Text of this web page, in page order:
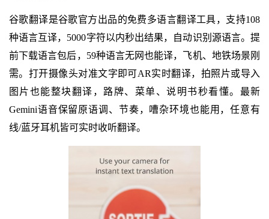
谷歌翻译是谷歌官方出品的免费多语言翻译工具，支持108
种语言互译，5000字符以内秒出结果，自动识别源语言。提
前下载语言包后，59种语言无网也能译，飞机、地铁场景刚
需。打开摄像头对准文字即可AR实时翻译，拍照片或导入
图片也能整块翻译，路牌、菜单、说明书秒看懂。最新
Gemini语音保留原语调、节奏，嘈杂环境也能用，任意有
线/蓝牙耳机皆可实时收听翻译。